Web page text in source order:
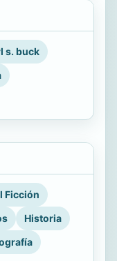
s. buck
Ficción
Historia